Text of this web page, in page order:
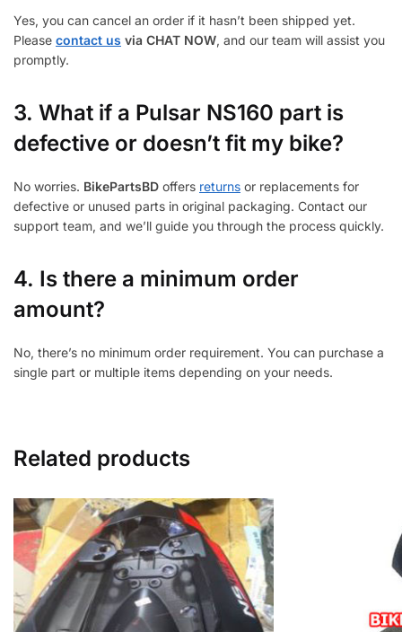
Yes, you can cancel an order if it hasn’t been shipped yet.
Please contact us via CHAT NOW, and our team will assist you
promptly.
3. What if a Pulsar NS160 part is
defective or doesn’t fit my bike?
No worries. BikePartsBD offers returns or replacements for
defective or unused parts in original packaging. Contact our
support team, and we’ll guide you through the process quickly.
4. Is there a minimum order
amount?
No, there’s no minimum order requirement. You can purchase a
single part or multiple items depending on your needs.
Related products